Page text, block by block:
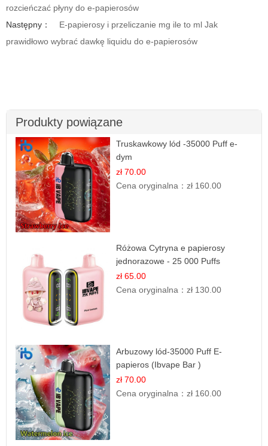
rozcieńczać płyny do e-papierosów
Następny：
E-papierosy i przeliczanie mg ile to ml Jak
prawidłowo wybrać dawkę liquidu do e-papierosów
Produkty powiązane
Truskawkowy lód -35000 Puff e-
dym
zł 70.00
Cena oryginalna：zł 160.00
Różowa Cytryna e papierosy
jednorazowe - 25 000 Puffs
zł 65.00
Cena oryginalna：zł 130.00
Arbuzowy lód-35000 Puff E-
papieros (Ibvape Bar )
zł 70.00
Cena oryginalna：zł 160.00